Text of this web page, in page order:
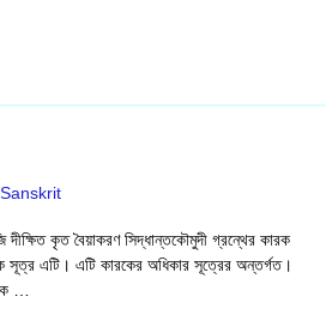
দীক্ষিত কৃত বৈয়াকরণ সিদ্ধান্তকৌমুদী গ্রন্থের কারক
সূত্র এটি। এটি কারকের অধিকার সূত্রের অন্তর্গত।
…